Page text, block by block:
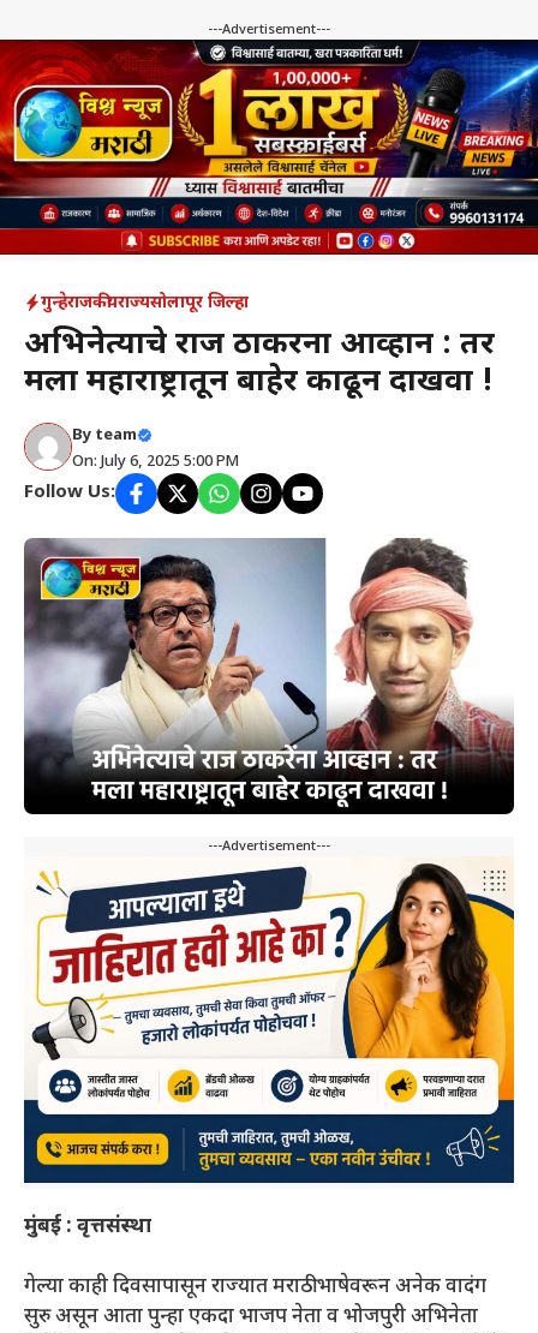
---Advertisement---
गुन्हेराजकीयराज्यसोलापूर जिल्हा
अभिनेत्याचे राज ठाकरेंना आव्हान : तर
मला महाराष्ट्रातून बाहेर काढून दाखवा !
By team
On: July 6, 2025 5:00 PM
Follow Us:
---Advertisement---
मुंबई : वृत्तसंस्था
गेल्या काही दिवसापासून राज्यात मराठी भाषेवरून अनेक वादंग
सुरु असून आता पुन्हा एकदा भाजप नेता व भोजपुरी अभिनेता